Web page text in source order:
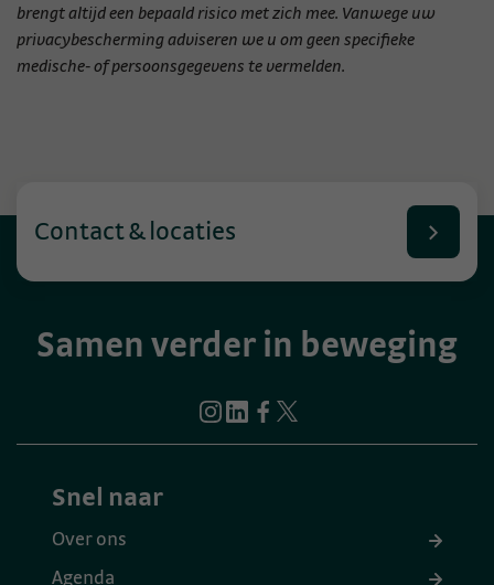
brengt altijd een bepaald risico met zich mee. Vanwege uw
privacybescherming adviseren we u om geen specifieke
medische- of persoonsgegevens te vermelden.
Samen verder in beweging
Contact & locaties
Snel naar
Over ons
Agenda